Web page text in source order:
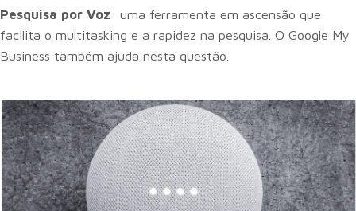
Pesquisa por Voz: uma ferramenta em ascensão que
facilita o multitasking e a rapidez na pesquisa. O Google My
Business também ajuda nesta questão.